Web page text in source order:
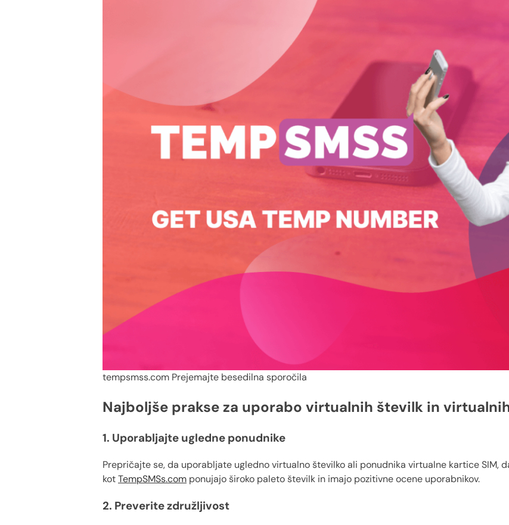
tempsmss.com Prejemajte besedilna sporočila
Najboljše prakse za uporabo virtualnih številk in
1. Uporabljajte ugledne ponudnike
Prepričajte se, da uporabljate ugledno virtualno številko ali ponudnika virtualne kartice SIM,
kotTempSMSs.com ponujajo široko paleto številk in imajo pozitivne ocene uporabnikov.
2. Preverite združljivost